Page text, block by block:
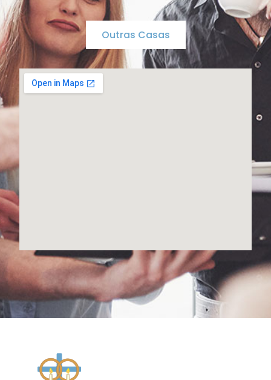
Outras Casas